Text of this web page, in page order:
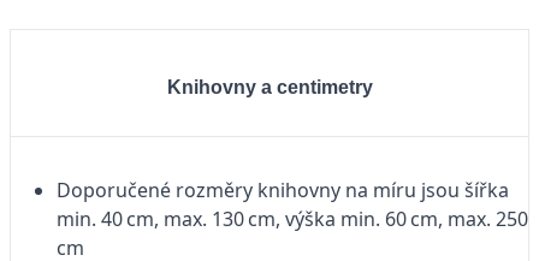
Knihovny a centimetry
Doporučené rozměry knihovny na míru jsou šířka
min. 40 cm, max. 130 cm, výška min. 60 cm, max. 250
cm